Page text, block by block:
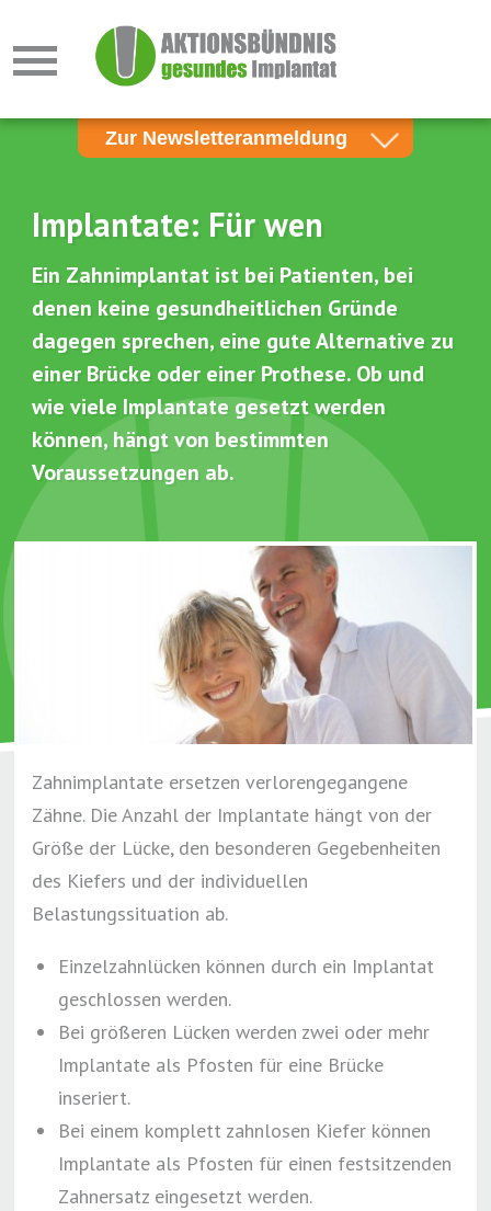
Newsletter für Zahnärzte
E-Mail*
Neu laden
Bitte geben Sie den Schriftzug ein!
Anmelden
Zur Newsletteranmeldung
Implantate: Für wen
Ein Zahnimplantat ist bei Patienten, bei
denen keine gesundheitlichen Gründe
dagegen sprechen, eine gute Alternative zu
einer Brücke oder einer Prothese. Ob und
wie viele Implantate gesetzt werden
können, hängt von bestimmten
Voraussetzungen ab.
Zahnimplantate ersetzen verlorengegangene
Zähne. Die Anzahl der Implantate hängt von der
Größe der Lücke, den besonderen Gegebenheiten
des Kiefers und der individuellen
Belastungssituation ab.
Einzelzahnlücken können durch ein Implantat
geschlossen werden.
Bei größeren Lücken werden zwei oder mehr
Implantate als Pfosten für eine Brücke
inseriert.
Bei einem komplett zahnlosen Kiefer können
Implantate als Pfosten für einen festsitzenden
Zahnersatz eingesetzt werden.